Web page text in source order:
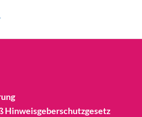
Hinweisgeberschutzgesetz